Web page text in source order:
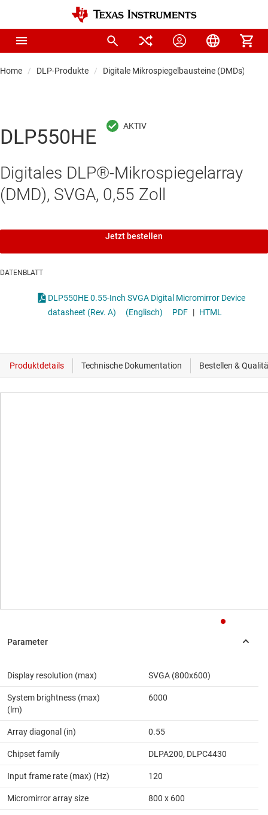
Home DLP-Produkte Digitale Mikrospiegelbausteine (DMDs) für
DLP550HE
Digitales DLP®-Mikrospiegelarray
(DMD), SVGA, 0,55 Zoll
Jetzt bestellen
DATENBLATT
DLP550HE 0.55-Inch SVGA Digital Micromirror Device
datasheet (Rev. A)
(Englisch) PDF | HTML
Display resolution (max) SVGA (800x600)
System brightness (max)
(lm)
6000
Array diagonal (in) 0.55
Chipset family DLPA200, DLPC4430
Input frame rate (max) (Hz) 120
Micromirror array size 800 x 600